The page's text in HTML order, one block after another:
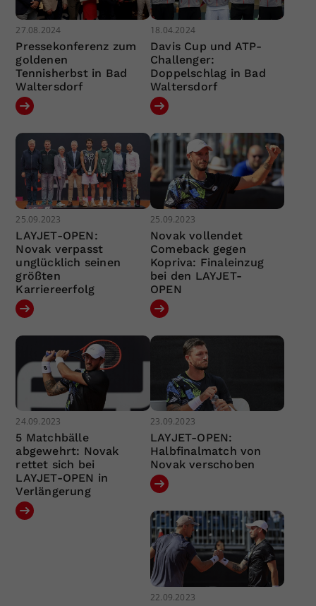
27.08.2024
Pressekonferenz zum
goldenen
Tennisherbst in Bad
Waltersdorf
18.04.2024
Davis Cup und ATP-
Challenger:
Doppelschlag in Bad
Waltersdorf
25.09.2023
LAYJET-OPEN:
Novak verpasst
unglücklich seinen
größten
Karriereerfolg
25.09.2023
Novak vollendet
Comeback gegen
Kopriva: Finaleinzug
bei den LAYJET-
OPEN
24.09.2023
5 Matchbälle
abgewehrt: Novak
rettet sich bei
LAYJET-OPEN in
Verlängerung
23.09.2023
LAYJET-OPEN:
Halbfinalmatch von
Novak verschoben
22.09.2023